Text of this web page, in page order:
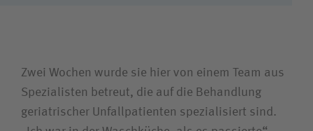
Zwei Wochen wurde sie hier von einem Team aus
Spezialisten betreut, die auf die Behandlung
geriatrischer Unfallpatienten spezialisiert sind.